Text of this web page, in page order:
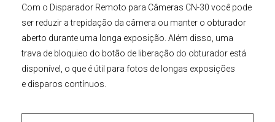
Com o Disparador Remoto para Câmeras CN-30 você pode
ser reduzir a trepidação da câmera ou manter o obturador
aberto durante uma longa exposição. Além disso, uma
trava de bloquieo do botão de liberação do obturador está
disponível, o que é útil para fotos de longas exposições
e disparos contínuos.
Principais Características: